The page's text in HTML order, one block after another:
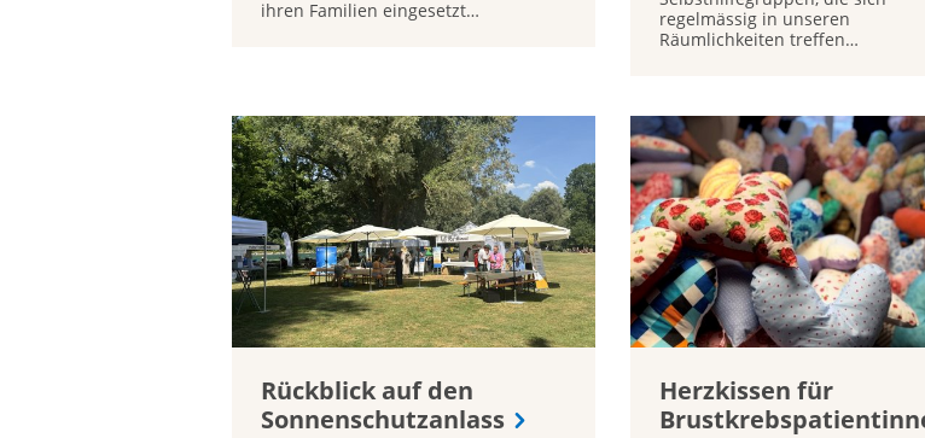
ihren Familien eingesetzt…
regelmässig in unseren
Räumlichkeiten treffen…
Rückblick auf den
Sonnenschutzanlass
Herzkissen für